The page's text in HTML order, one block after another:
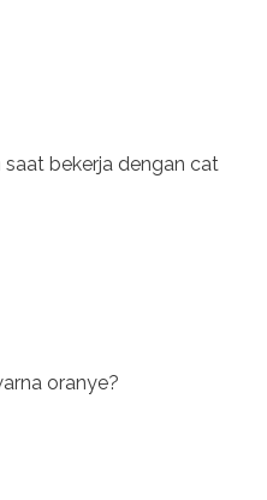
bekerja dengan cat
oranye?